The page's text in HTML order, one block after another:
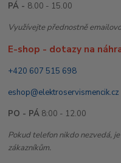
PÁ - 8.00 - 15.00
Využívejte přednostně
E-shop - dotazy na
+420 607 515 698
eshop@elektroservismencik.cz
PO - PÁ 8:00 - 12.00
Pokud telefon nikdo nezvedá,
zákazníkům.